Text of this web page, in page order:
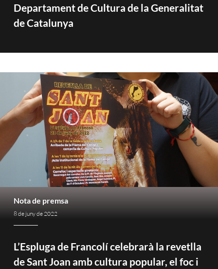
Departament de Cultura de la Generalitat
de Catalunya
Nota de premsa
8 de juny de 2022
L’Espluga de Francolí celebrarà la revetlla
de Sant Joan amb cultura popular, el foc i